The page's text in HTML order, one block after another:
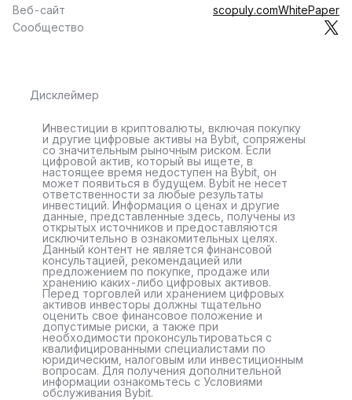
Веб-сайт scopuly.comWhitePaper
Сообщество
Дисклеймер
Инвестиции в криптовалюты, включая покупку
и другие цифровые активы на Bybit, сопряжены
со значительным рыночным риском. Если
цифровой актив, который вы ищете, в
настоящее время недоступен на Bybit, он
может появиться в будущем. Bybit не несет
ответственности за любые результаты
инвестиций. Информация о ценах и другие
данные, представленные здесь, получены из
открытых источников и предоставляются
исключительно в ознакомительных целях.
Данный контент не является финансовой
консультацией, рекомендацией или
предложением по покупке, продаже или
хранению каких-либо цифровых активов.
Перед торговлей или хранением цифровых
активов инвесторы должны тщательно
оценить свое финансовое положение и
допустимые риски, а также при
необходимости проконсультироваться с
квалифицированными специалистами по
юридическим, налоговым или инвестиционным
вопросам. Для получения дополнительной
информации ознакомьтесь с Условиями
обслуживания Bybit.